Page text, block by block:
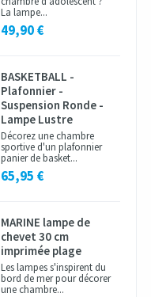
La lampe...
49,90 €
BASKETBALL -
Plafonnier -
Suspension Ronde -
Lampe Lustre
Décorez une chambre
sportive d'un plafonnier
panier de basket...
65,95 €
MARINE lampe de
chevet 30 cm
imprimée plage
Les lampes s'inspirent du
bord de mer pour décorer
une chambre...